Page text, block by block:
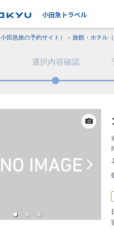
小田急トラベル
田急旅の予約サイト） 旅館・ホテル（
選択内容確認